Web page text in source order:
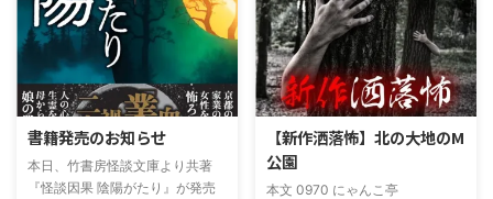
書籍発売のお知らせ
本日、竹書房怪談文庫より共著
『怪談因果 陰陽がたり』が発売
【新作洒落怖】北の大地のM
公園
本文 0970 にゃんこ亭